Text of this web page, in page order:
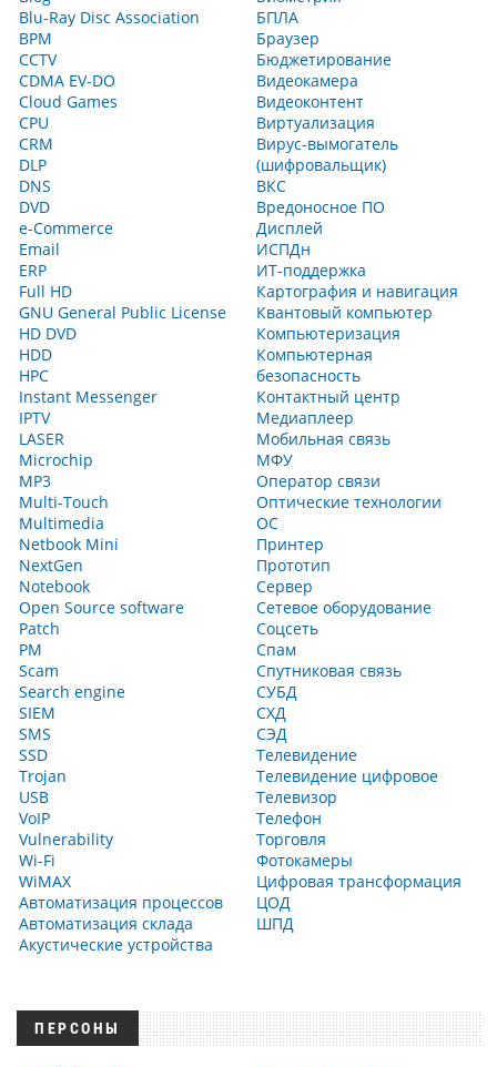
Blu-Ray Disc Association
BPM
CCTV
CDMA EV-DO
Cloud Games
CPU
CRM
DLP
DNS
DVD
e-Commerce
Email
ERP
Full HD
GNU General Public License
HD DVD
HDD
HPC
Instant Messenger
IPTV
LASER
Microchip
MP3
Multi‑Touch
Multimedia
Netbook Mini
NextGen
Notebook
Open Source software
Patch
PM
Scam
Search engine
SIEM
SMS
SSD
Trojan
USB
VoIP
Vulnerability
Wi-Fi
WiMAX
Автоматизация процессов
Автоматизация склада
Акустические устройства
БПЛА
Браузер
Бюджетирование
Видеокамера
Видеоконтент
Виртуализация
Вирус-вымогатель
(шифровальщик)
ВКС
Вредоносное ПО
Дисплей
ИСПДн
ИТ-поддержка
Картография и навигация
Квантовый компьютер
Компьютеризация
Компьютерная
безопасность
Контактный центр
Медиаплеер
Мобильная связь
МФУ
Оператор связи
Оптические технологии
ОС
Принтер
Прототип
Сервер
Сетевое оборудование
Соцсеть
Спам
Спутниковая связь
СУБД
СХД
СЭД
Телевидение
Телевидение цифровое
Телевизор
Телефон
Торговля
Фотокамеры
Цифровая трансформация
ЦОД
ШПД
ПЕРСОНЫ